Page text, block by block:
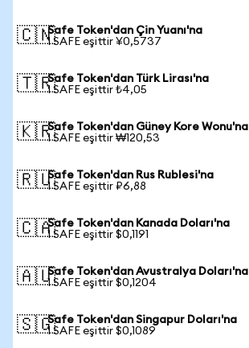
🇨🇳Safe Token'dan Çin Yuanı'na
1 SAFE eşittir ¥0,5737
🇹🇷Safe Token'dan Türk Lirası'na
1 SAFE eşittir ₺4,05
🇰🇷Safe Token'dan Güney Kore Wonu'na
1 SAFE eşittir ₩120,53
🇷🇺Safe Token'dan Rus Rublesi'na
1 SAFE eşittir ₽6,88
🇨🇦Safe Token'dan Kanada Doları'na
1 SAFE eşittir $0,1191
🇦🇺Safe Token'dan Avustralya Doları'na
1 SAFE eşittir $0,1204
🇸🇬Safe Token'dan Singapur Doları'na
1 SAFE eşittir $0,1089